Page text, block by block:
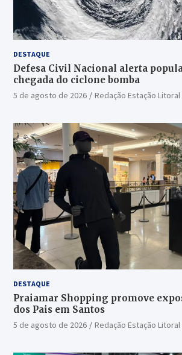
DESTAQUE
Defesa Civil Nacional alerta
chegada do ciclone bomba
5 de agosto de 2026 Redação Estação Litoral
DESTAQUE
Praiamar Shopping promove
dos Pais em Santos
5 de agosto de 2026 Redação Estação Litoral